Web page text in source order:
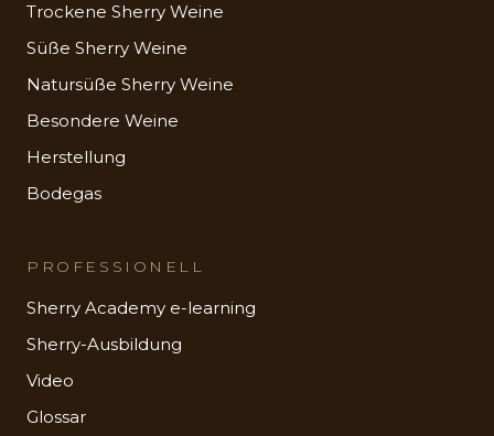
Trockene Sherry Weine
Süße Sherry Weine
Natursüße Sherry Weine
Besondere Weine
Herstellung
Bodegas
PROFESSIONELL
Sherry Academy e-learning
Sherry-Ausbildung
Video
Glossar